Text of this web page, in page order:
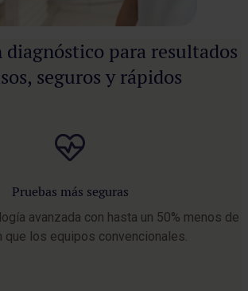
diagnóstico para resultados
seguros y rápidos
Pruebas más seguras
avanzada con hasta un 50% menos de
que los equipos convencionales.